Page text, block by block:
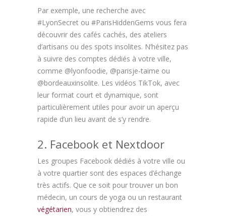
Par exemple, une recherche avec
#LyonSecret ou #ParisHiddenGems vous fera
découvrir des cafés cachés, des ateliers
d’artisans ou des spots insolites. N’hésitez pas
à suivre des comptes dédiés à votre ville,
comme @lyonfoodie, @parisje-taime ou
@bordeauxinsolite. Les vidéos TikTok, avec
leur format court et dynamique, sont
particulièrement utiles pour avoir un aperçu
rapide d’un lieu avant de s’y rendre.
2. Facebook et Nextdoor
Les groupes Facebook dédiés à votre ville ou
à votre quartier sont des espaces d’échange
très actifs. Que ce soit pour trouver un bon
médecin, un cours de yoga ou un restaurant
végétarien, vous y obtiendrez des